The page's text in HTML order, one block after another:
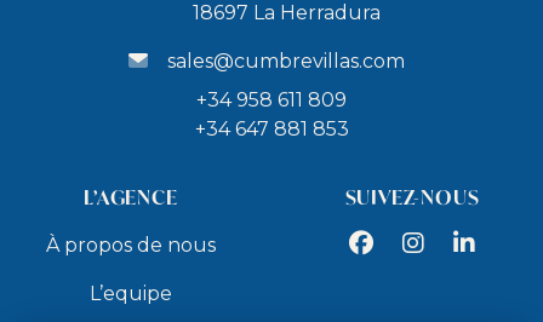
18697 La Herradura
sales@cumbrevillas.com
+34 958 611 809
+34 647 881 853
L’AGENCE
À propos de nous
L’equipe
SUIVEZ-NOUS
FacebookInstagramLinkedIn